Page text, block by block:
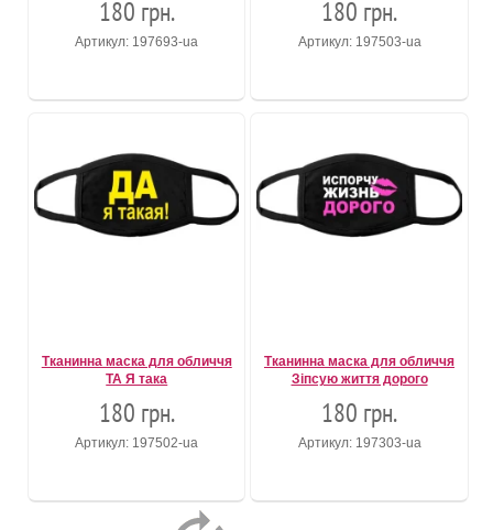
180 грн.
Артикул: 197693-ua
180 грн.
Артикул: 197503-ua
Тканинна маска для обличчя
ТА Я така
180 грн.
Артикул: 197502-ua
Тканинна маска для обличчя
Зіпсую життя дорого
180 грн.
Артикул: 197303-ua